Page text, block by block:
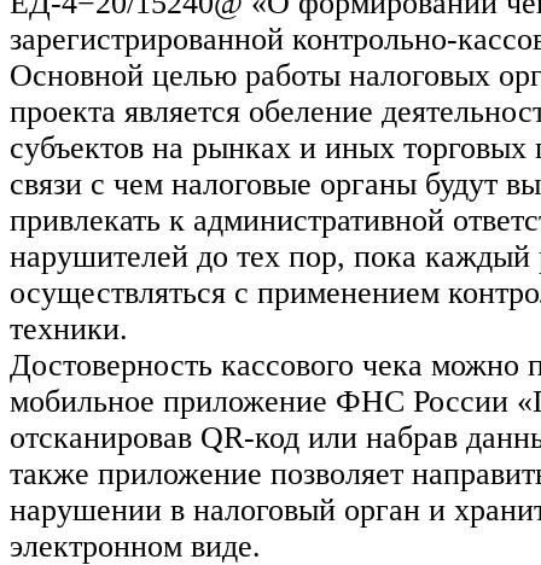
зарегистрированной контрольно-
Основной целью работы налоговых
проекта является обеление
субъектов на рынках и иных торговых
связи с чем налоговые органы будут
привлекать к административной
нарушителей до тех пор, пока каждый
осуществляться с применением
техники.
Достоверность кассового чека можно
мобильное приложение ФНС России
отсканировав QR-код или набрав
также приложение позволяет
нарушении в налоговый орган и
электронном виде.